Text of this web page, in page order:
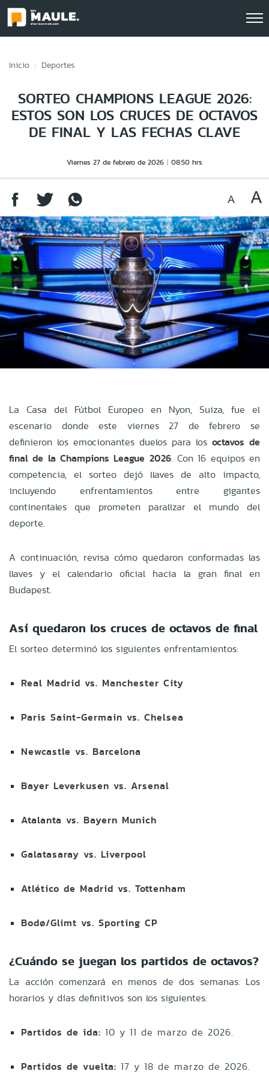
Inicio Deportes
SORTEO CHAMPIONS LEAGUE 2026:
ESTOS SON LOS CRUCES DE OCTAVOS
DE FINAL Y LAS FECHAS CLAVE
Viernes 27 de febrero de 2026 08:50 hrs
La Casa del Fútbol Europeo en Nyon, Suiza, fue el
escenario donde este viernes 27 de febrero se
definieron los emocionantes duelos para los octavos de
final de la Champions League 2026. Con 16 equipos en
competencia, el sorteo dejó llaves de alto impacto,
incluyendo enfrentamientos entre gigantes
continentales que prometen paralizar el mundo del
deporte.
A continuación, revisa cómo quedaron conformadas las
llaves y el calendario oficial hacia la gran final en
Budapest.
Así quedaron los cruces de octavos de final
El sorteo determinó los siguientes enfrentamientos:
Real Madrid vs. Manchester City
Paris Saint-Germain vs. Chelsea
Newcastle vs. Barcelona
Bayer Leverkusen vs. Arsenal
Atalanta vs. Bayern Munich
Galatasaray vs. Liverpool
Atlético de Madrid vs. Tottenham
Bodø/Glimt vs. Sporting CP
¿Cuándo se juegan los partidos de octavos?
La acción comenzará en menos de dos semanas. Los
horarios y días definitivos son los siguientes:
Partidos de ida: 10 y 11 de marzo de 2026.
Partidos de vuelta: 17 y 18 de marzo de 2026.